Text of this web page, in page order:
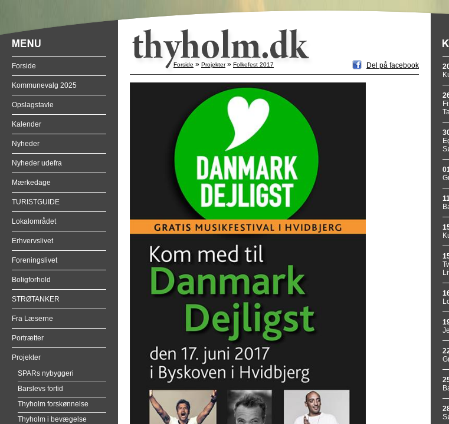
Forside
Kommunevalg 2025
Opslagstavle
Kalender
Nyheder
Nyheder udefra
Mærkedage
TURISTGUIDE
Lokalområdet
Erhvervslivet
Foreningslivet
Boligforhold
STRØTANKER
Fra Læserne
Portrætter
Projekter
SPARs nybyggeri
Barslevs fortid
Thyholm forskønnelse
Thyholm i bevægelse
Forside » Projekter» Folkefest 2017 Del på facebook